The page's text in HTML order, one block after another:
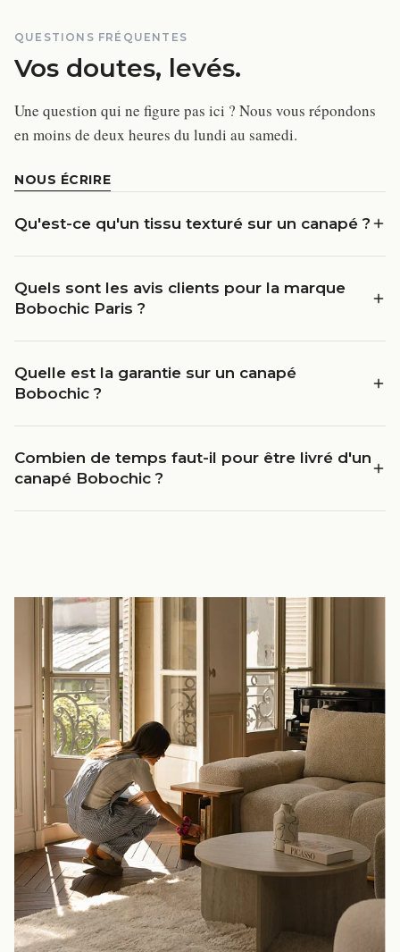
QUESTIONS FRÉQUENTES
Vos doutes, levés.
Une question qui ne figure pas ici ? Nous vous répondons
en moins de deux heures du lundi au samedi.
NOUS ÉCRIRE
Qu'est-ce qu'un tissu texturé sur un canapé ?
Quels sont les avis clients pour la marque
Bobochic Paris ?
Quelle est la garantie sur un canapé
Bobochic ?
Combien de temps faut-il pour être livré d'un
canapé Bobochic ?